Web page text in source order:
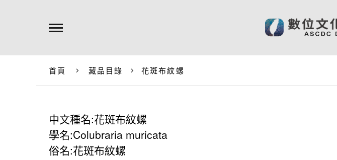
首頁 藏品目錄 花斑布紋螺
中文種名:花斑布紋螺
學名:Colubraria muricata
俗名:花斑布紋螺